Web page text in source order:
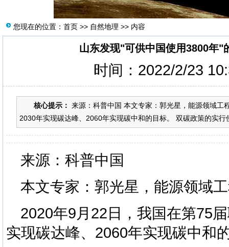
您现在的位置： 首页 >> 自然地理 >> 内容
山东发现"可供中国使用3800年"
时间：2022/2/23
核心提示： 来源：科普中国 本文专家：郭光星，能源领域
2030年实现碳达峰、2060年实现碳中和的目标。 双碳政策的实
来源：科普中国
本文专家：郭光星，能源领域
2020年9月22日，我国在第75
实现碳达峰、2060年实现碳中和